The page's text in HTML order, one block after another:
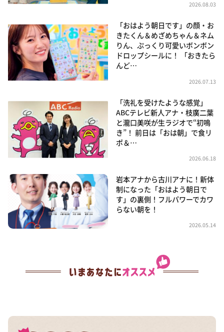
2026.08.03
「おはよう朝日です」の顔・お
きたくん＆めざめちゃん＆ネム
りん、ぷっくり可愛いボンボン
ドロップシールに！ 「おきたら
んど…
2026.07.13
「洗礼を受けたような感覚」
ABCテレビ新人アナ・枝廣二葉
と瀧口美咲が生ラジオで“初鳴
き”！ 前日は「おは朝」で食リ
ポ＆…
2026.06.18
岩本アナから古川アナに！新体
制になった「おはよう朝日で
す」の裏側！フルパワーでカワ
らない朝を！
2026.05.14